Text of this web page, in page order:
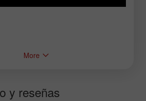
More
y reseñas